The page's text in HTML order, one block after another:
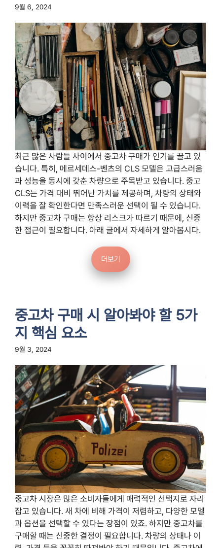
9월 6, 2024
최근 많은 사람들 사이에서 중고차 구매가 인기를 끌고 있
습니다. 특히, 메르세데스-벤츠의 CLS 모델은 고급스러움
과 성능을 동시에 갖춘 차량으로 주목받고 있습니다. 중고
CLS는 가격 대비 뛰어난 가치를 제공하며, 차량의 상태와
이력을 잘 확인한다면 만족스러운 선택이 될 수 있습니다.
하지만 중고차 구매는 항상 리스크가 따르기 때문에, 신중
한 접근이 필요합니다. 아래 글에서 자세하게 알아봅시다.
더보기
중고차 구매 시 알아봐야 할 5가
지 핵심 요소
9월 3, 2024
중고차 시장은 많은 소비자들에게 매력적인 선택지로 자리
잡고 있습니다. 새 차에 비해 가격이 저렴하고, 다양한 모델
과 옵션을 선택할 수 있다는 장점이 있죠. 하지만 중고차를
구매할 때는 신중한 결정이 필요합니다. 차량의 상태나 이